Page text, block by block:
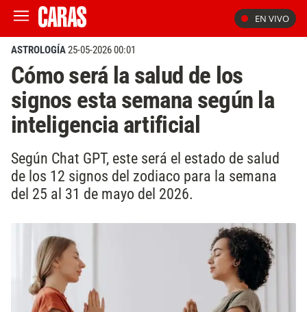
EN VIVO
ASTROLOGÍA25-05-2026 00:01
Cómo será la salud de los
signos esta semana según la
inteligencia artificial
Según Chat GPT, este será el estado de salud
de los 12 signos del zodiaco para la semana
del 25 al 31 de mayo del 2026.